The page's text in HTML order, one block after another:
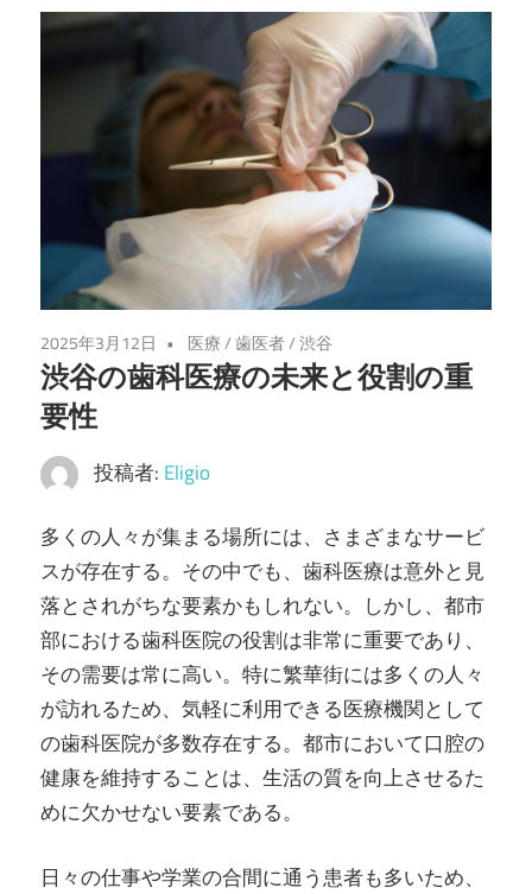
門
る
な
を
渋
谷
で
体
験
し
よ
う！
2025年3月12日 医療/歯医者/渋谷
渋谷の歯科医療の未来と役割の重
要性
投稿者: Eligio
多くの人々が集まる場所には、さまざまなサービ
スが存在する。 その中でも、歯科医療は意外と見
落とされがちな要素かもしれない。しかし、都市
部における歯科医院の役割は非常に重要であり、
その需要は常に高い。特に繁華街には多くの人々
が訪れるため、気軽に利用できる医療機関として
の歯科医院が多数存在する。都市において口腔の
健康を維持することは、生活の質を向上させるた
めに欠かせない要素である。
日々の仕事や学業の合間に通う患者も多いため、